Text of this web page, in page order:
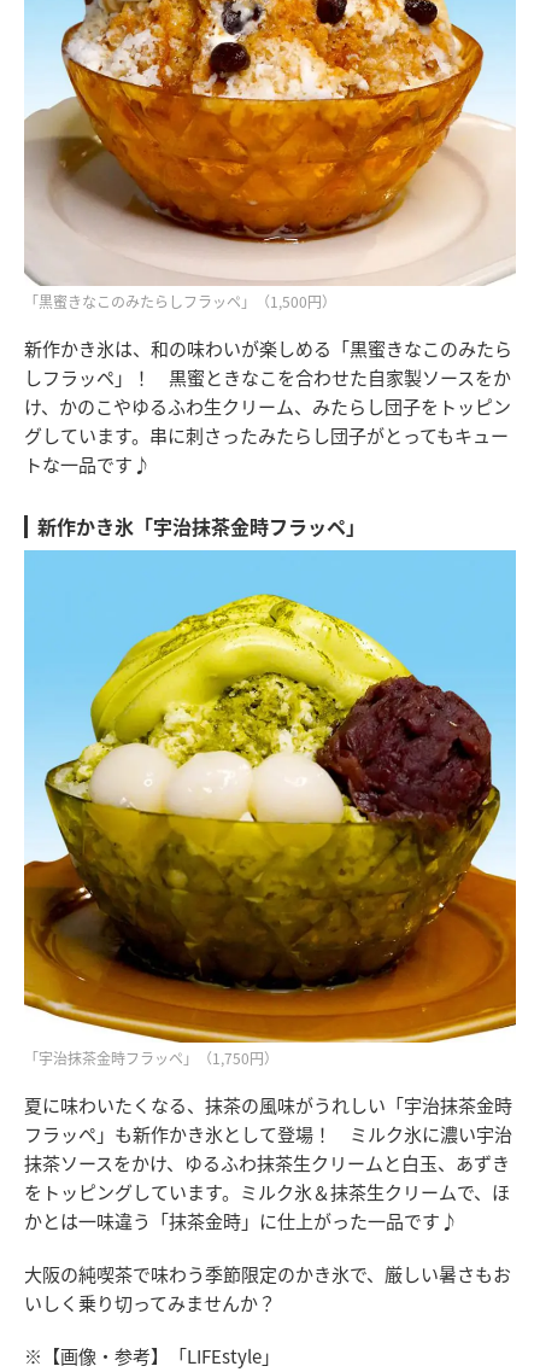
「黒蜜きなこのみたらしフラッペ」（1,500円）
新作かき氷は、和の味わいが楽しめる「黒蜜きなこのみたら
しフラッペ」！ 黒蜜ときなこを合わせた自家製ソースをか
け、かのこやゆるふわ生クリーム、みたらし団子をトッピン
グしています。串に刺さったみたらし団子がとってもキュー
トな一品です♪
新作かき氷「宇治抹茶金時フラッペ」
「宇治抹茶金時フラッペ」（1,750円）
夏に味わいたくなる、抹茶の風味がうれしい「宇治抹茶金時
フラッペ」も新作かき氷として登場！ ミルク氷に濃い宇治
抹茶ソースをかけ、ゆるふわ抹茶生クリームと白玉、あずき
をトッピングしています。ミルク氷＆抹茶生クリームで、ほ
かとは一味違う「抹茶金時」に仕上がった一品です♪
大阪の純喫茶で味わう季節限定のかき氷で、厳しい暑さもお
いしく乗り切ってみませんか？
※【画像・参考】「LIFEstyle」